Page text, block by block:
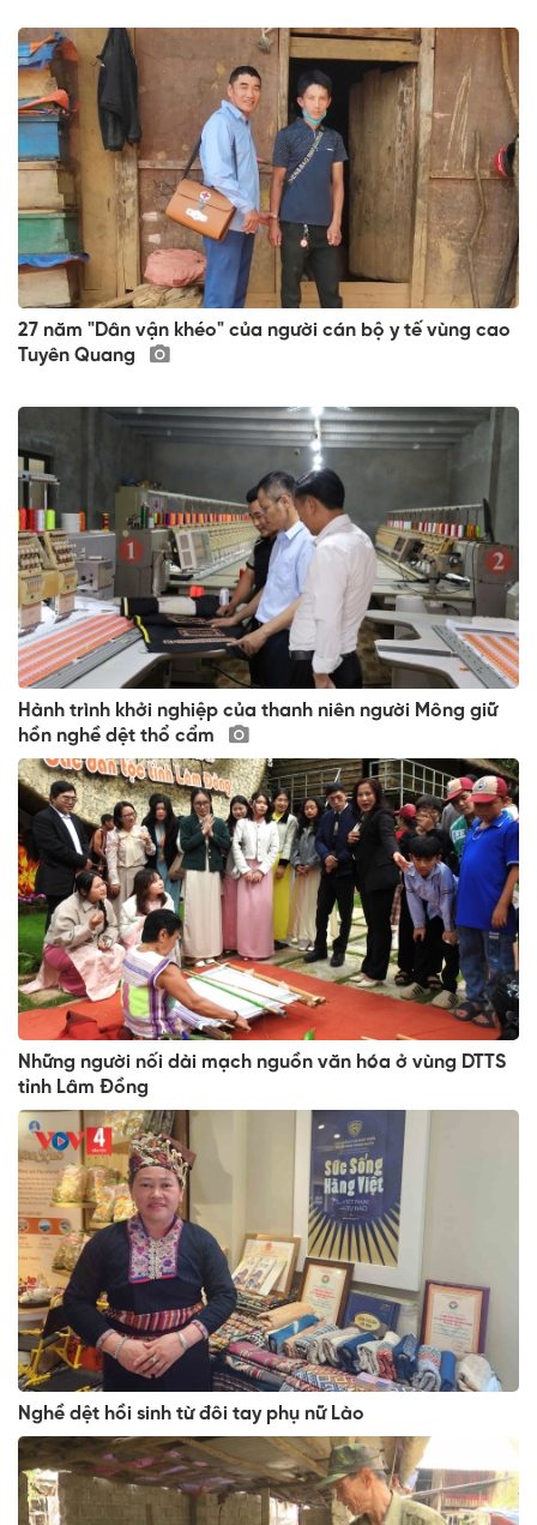
27 năm "Dân vận khéo" của người cán bộ y tế vùng cao
Tuyên Quang
Hành trình khởi nghiệp của thanh niên người Mông giữ
hồn nghề dệt thổ cẩm
Những người nối dài mạch nguồn văn hóa ở vùng DTTS
tỉnh Lâm Đồng
Nghề dệt hồi sinh từ đôi tay phụ nữ Lào